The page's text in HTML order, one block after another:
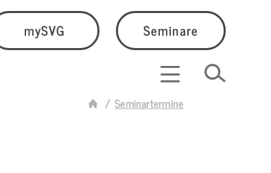
mySVG Seminare
Seminartermine